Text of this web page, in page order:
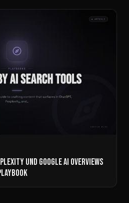
UND GOOGLE AI OVERVIEWS